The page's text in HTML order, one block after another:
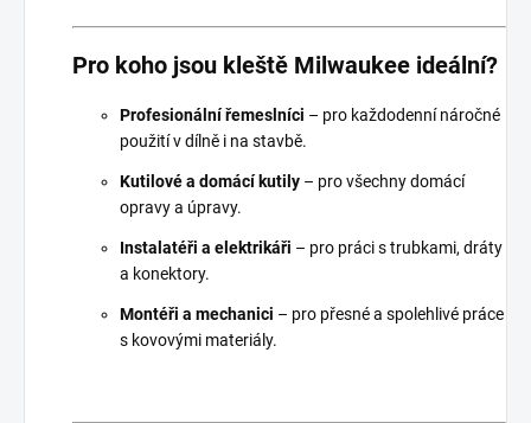
Pro koho jsou kleště Milwaukee ideální?
Profesionální řemeslníci – pro každodenní náročné
použití v dílně i na stavbě.
Kutilové a domácí kutily – pro všechny domácí
opravy a úpravy.
Instalatéři a elektrikáři – pro práci s trubkami, dráty
a konektory.
Montéři a mechanici – pro přesné a spolehlivé práce
s kovovými materiály.